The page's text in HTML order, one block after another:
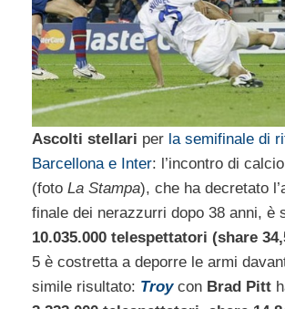
Ascolti stellari per la semifinale di
Barcellona e Inter: l’incontro di
(foto La Stampa), che ha decretato
finale dei nerazzurri dopo 38 anni, è
10.035.000 telespettatori (share
5 è costretta a deporre le armi
simile risultato: Troycon Brad Pitt